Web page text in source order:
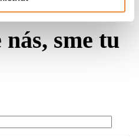
sme tu